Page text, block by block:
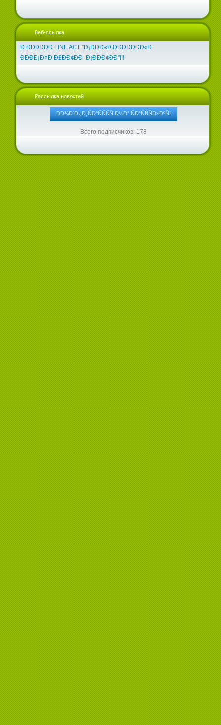
Веб-ссылка
Ð ÐÐÐÐÐÐ LINE ACT "Ð¡ÐÐÐ«Ð ÐÐÐÐÐÐÐ«Ð
ÐÐÐÐ¡Ð¢Ð Ð£ÐÐ¢ÐÐ Ð¡ÐÐÐ¢ÐÐ"!!!
Рассылка новостей
Всего подписчиков: 178